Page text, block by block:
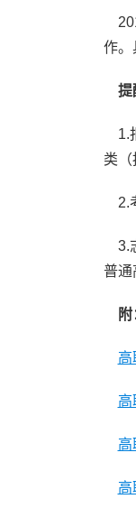
作。
提
1.
类（
2.
3.
普通
高
高
高
高